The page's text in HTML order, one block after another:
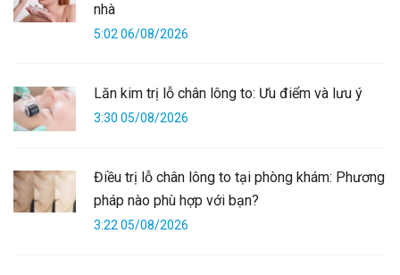
nhà
5:02 06/08/2026
Lăn kim trị lỗ chân lông to: Ưu điểm và lưu ý
3:30 05/08/2026
Điều trị lỗ chân lông to tại phòng khám: Phương
pháp nào phù hợp với bạn?
3:22 05/08/2026